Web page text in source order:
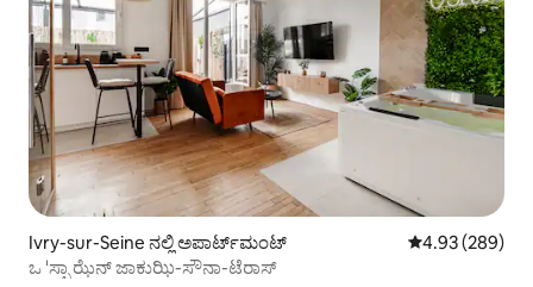
Ivry-sur-Seine ನಲ್ಲಿ ಅಪಾರ್ಟ್‌ಮಂಟ್ 5 ರಲ್ಲಿ 4.93
4.93 (289)
ಒ 'ಸ್ಪಾ ಝೆನ್ ಜಾಕುಝಿ-ಸೌನಾ-ಟೆರಾಸ್